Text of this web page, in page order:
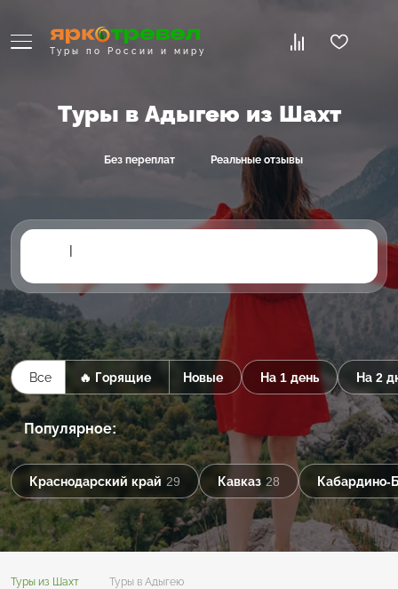
Туры по России и миру
Туры в Адыгею из Шахт
Без переплат Реальные отзывы
|
Все 🔥 Горящие Новые На 1 день На 2
Популярное:
Краснодарский край 29 Кавказ 28 Кабардино-
Туры из Шахт Туры в Адыгею